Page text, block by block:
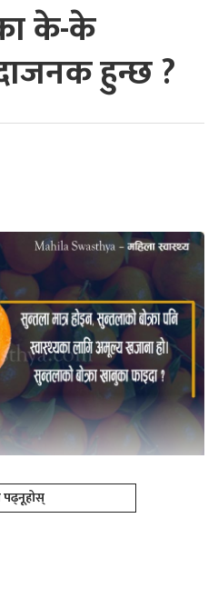
के-के
हुन्छ ?
पढ्नूहोस्